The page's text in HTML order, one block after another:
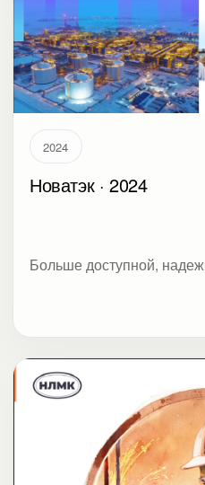
2024
Новатэк · 2024
Больше доступной,